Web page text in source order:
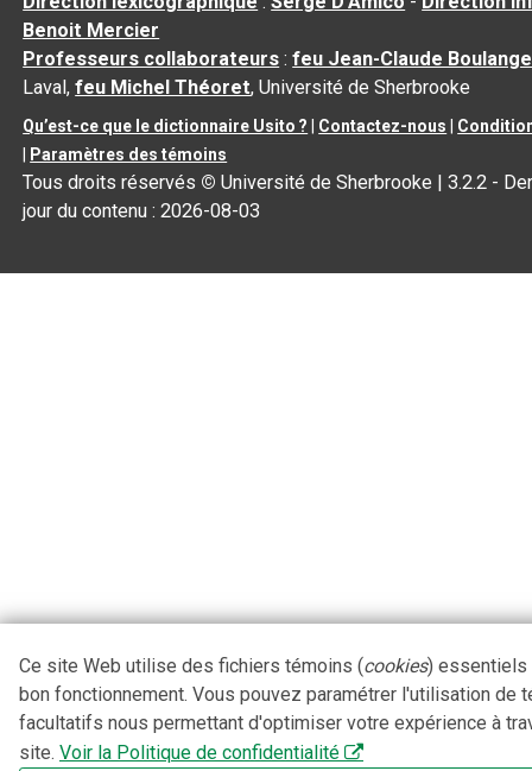
Benoit Mercier
Professeurs collaborateurs :feu Jean-Claude
Laval,feu Michel Théoret, Université de Sherbrooke
Qu’est-ce que le dictionnaire Usito ? Contactez-nous
Paramètres des témoins
Tous droits réservés © Université de Sherbrooke |3.2.2 -
jour du contenu :2026-08-03
Ce site Web utilise des fichiers témoins (cookies) essentiels
bon fonctionnement. Vous pouvez paramétrer l'utilisation de
facultatifs nous permettant d'optimiser votre expérience à
site. Voir la Politique de confidentialité